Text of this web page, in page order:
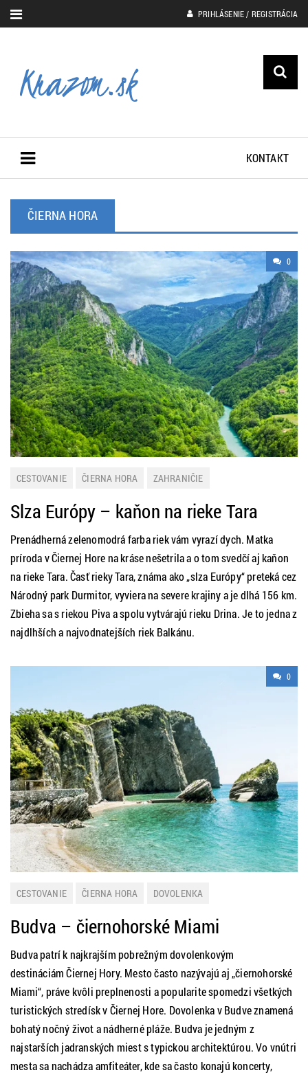
PRIHLÁSENIE / REGISTRÁCIA
KONTAKT
ČIERNA HORA
0
CESTOVANIE ČIERNA HORA ZAHRANIČIE
Slza Európy – kaňon na rieke Tara
Prenádherná zelenomodrá farba riek vám vyrazí dych. Matka
príroda v Čiernej Hore na kráse nešetrila a o tom svedčí aj kaňon
na rieke Tara. Časť rieky Tara, známa ako „slza Európy“ preteká cez
Národný park Durmitor, vyviera na severe krajiny a je dlhá 156 km.
Zbieha sa s riekou Piva a spolu vytvárajú rieku Drina. Je to jedna z
najdlhších a najvodnatejších riek Balkánu.
0
CESTOVANIE ČIERNA HORA
DOVOLENKA
Budva – čiernohorské Miami
Budva patrí k najkrajším pobrežným dovolenkovým
destináciám Čiernej Hory. Mesto často nazývajú aj „čiernohorské
Miami“, práve kvôli preplnenosti a popularite spomedzi všetkých
turistických stredísk v Čiernej Hore. Dovolenka v Budve znamená
bohatý nočný život a nádherné pláže. Budva je jedným z
najstarších jadranských miest s typickou architektúrou. Vo vnútri
mesta sa nachádza amfiteáter, kde sa často konajú koncerty,